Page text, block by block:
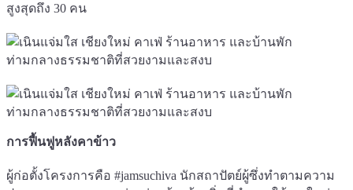
สูงสุดถึง 30 คน
การฟื้นฟูหลังคาข้าว
ผู้ก่อตั้งโครงการคือ #jamsuchiva นักสถาปัตย์ผู้ซึ่งทำตามความ